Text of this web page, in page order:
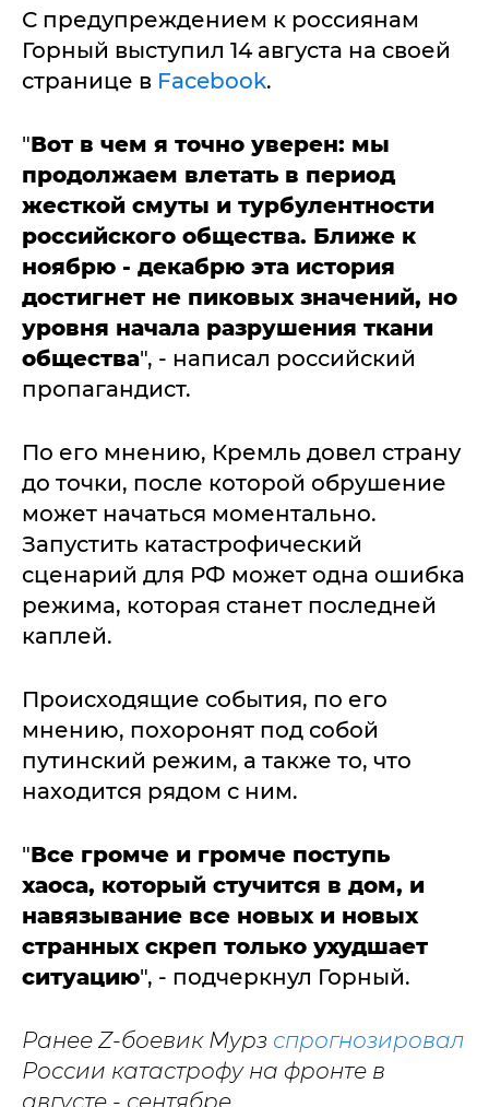
С предупреждением к россиянам
Горный выступил 14 августа на своей
странице в Facebook.
"Вот в чем я точно уверен: мы
продолжаем влетать в период
жесткой смуты и турбулентности
российского общества. Ближе к
ноябрю - декабрю эта история
достигнет не пиковых значений, но
уровня начала разрушения ткани
общества", - написал российский
пропагандист.
По его мнению, Кремль довел страну
до точки, после которой обрушение
может начаться моментально.
Запустить катастрофический
сценарий для РФ может одна ошибка
режима, которая станет последней
каплей.
Происходящие события, по его
мнению, похоронят под собой
путинский режим, а также то, что
находится рядом с ним.
"Все громче и громче поступь
хаоса, который стучится в дом, и
навязывание все новых и новых
странных скреп только ухудшает
ситуацию", - подчеркнул Горный.
Ранее Z-боевик Мурз спрогнозировал
России катастрофу на фронте в
августе - сентябре.